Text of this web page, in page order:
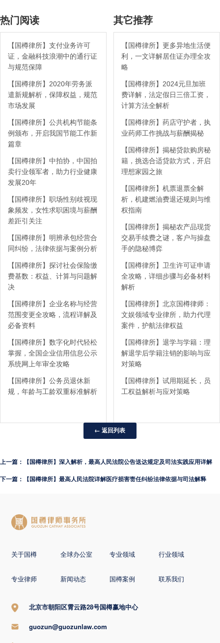
热门阅读
【国樽律所】支付业务许可
证，金融科技浪潮中的通行证
与规范保障
【国樽律所】2020年劳务派
遣新规解析，保障权益，规范
市场发展
【国樽律所】公共机构节能条
例颁布，开启我国节能工作新
篇章
【国樽律所】中拍协，中国拍
卖行业领军者，助力行业健康
发展20年
【国樽律所】职场性别歧视现
象频发，女性求职困境与薪酬
差距引关注
【国樽律所】明辨承包经营合
同纠纷，法律依据与案例分析
【国樽律所】探讨社会保险缴
费基数：权益、计算与问题解
决
【国樽律所】企业名称与经营
范围变更全攻略，流程详解及
必备资料
【国樽律所】数字化时代轻松
掌握，全国企业信用信息公示
系统网上年审全攻略
【国樽律所】公务员退休新
规，年龄与工龄双重标准解析
其它推荐
【国樽律所】更多异地生活便
利，一文详解居住证办理全攻
略
【国樽律所】2024元旦加班
费详解，法定假日三倍工资，
计算方法全解析
【国樽律所】药店守护者，执
业药师工作挑战与薪酬揭秘
【国樽律所】揭秘贷款购房秘
籍，挑选合适贷款方式，开启
理想家园之旅
【国樽律所】机票退票全解
析，机建燃油费退还规则与维
权指南
【国樽律所】揭秘农产品现货
交易手续费之谜，客户与操盘
手的隐秘博弈
【国樽律所】卫生许可证申请
全攻略，详细步骤与必备材料
解析
【国樽律所】北京国樽律师：
文娱领域专业律所，助力代理
案件，护航法律权益
【国樽律所】退学与学籍：理
解退学后学籍注销的影响与应
对策略
【国樽律所】试用期延长，员
工权益解析与应对策略
← 返回列表
上一篇：【国樽律所】深入解析，最高人民法院公告送达规定及司法实践应用详解
下一篇：【国樽律所】最高人民法院详解医疗损害责任纠纷法律依据与司法解释
关于国樽 全球办公室 专业领域 行业领域
专业律师 新闻动态 国樽案例 联系我们
北京市朝阳区霄云路28号国樽赢地中心
guozun@guozunlaw.com